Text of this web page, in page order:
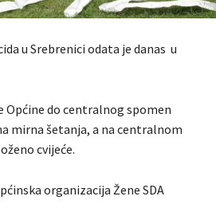
u Srebrenici odata je danas u
Općine do centralnog spomen
mirna šetanja, a na centralnom
cvijeće.
organizacija Žene SDA